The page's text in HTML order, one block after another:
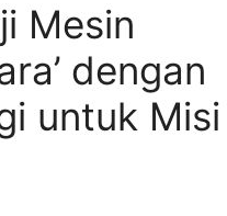
Mesin
dengan
untuk Misi